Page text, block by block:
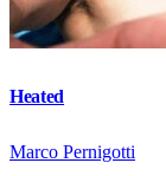
Heated
Marco Pernigotti